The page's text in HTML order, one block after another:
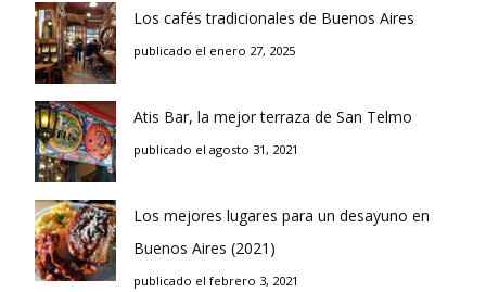
Los cafés tradicionales de Buenos Aires
publicado el enero 27, 2025
Atis Bar, la mejor terraza de San Telmo
publicado el agosto 31, 2021
Los mejores lugares para un desayuno en
Buenos Aires (2021)
publicado el febrero 3, 2021